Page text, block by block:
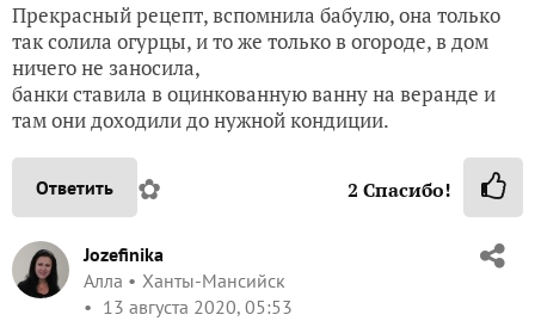
Прекрасный рецепт, вспомнила бабулю, она только
так солила огурцы, и то же только в огороде, в дом
ничего не заносила,
банки ставила в оцинкованную ванну на веранде и
там они доходили до нужной кондиции.
Ответить ✿ 2 Спасибо!
Jozefinika
Алла
Ханты-Мансийск
13 августа 2020, 05:53